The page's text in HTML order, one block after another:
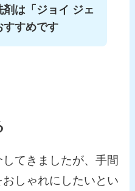
剤は「ジョイ ジェ
すすめです
てきましたが、手間
しゃれにしたいとい